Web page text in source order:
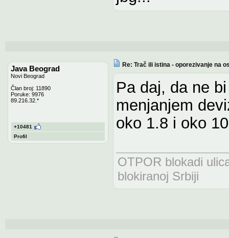
Java Beograd
Novi Beograd
Član broj: 11890
Poruke: 9976
89.216.32.*
+10481
Profil
Re: Trač ili istina - oporezivanje na
Pa daj, da ne
menjanjem
oko 1.8 i oko
OTPOR blokadi
blokiranoj Srbiji